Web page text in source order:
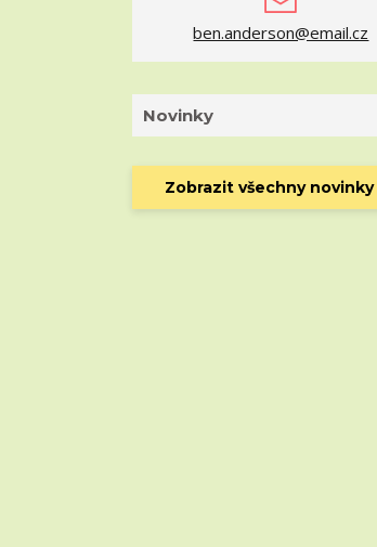
ben.anderson@email.cz
Novinky
Zobrazit všechny novinky